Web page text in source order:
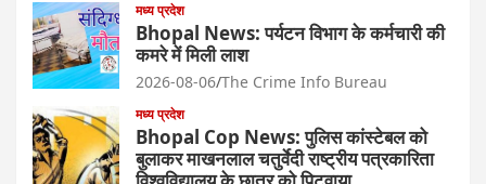
मध्य प्रदेश
Bhopal News: पर्यटन विभाग के कर्मचारी की
कमरे में मिली लाश
2026-08-06 The Crime Info Bureau
मध्य प्रदेश
Bhopal Cop News: पुलिस कांस्टेबल को
बुलाकर माखनलाल चतुर्वेदी राष्ट्रीय पत्रकारिता